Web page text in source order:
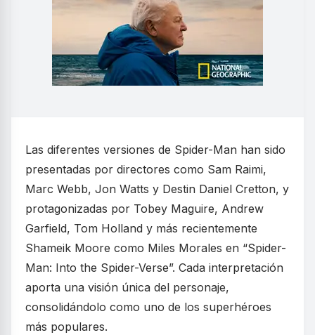
Las diferentes versiones de Spider-Man han sido
presentadas por directores como Sam Raimi,
Marc Webb, Jon Watts y Destin Daniel Cretton, y
protagonizadas por Tobey Maguire, Andrew
Garfield, Tom Holland y más recientemente
Shameik Moore como Miles Morales en “Spider-
Man: Into the Spider-Verse”. Cada interpretación
aporta una visión única del personaje,
consolidándolo como uno de los superhéroes
más populares.